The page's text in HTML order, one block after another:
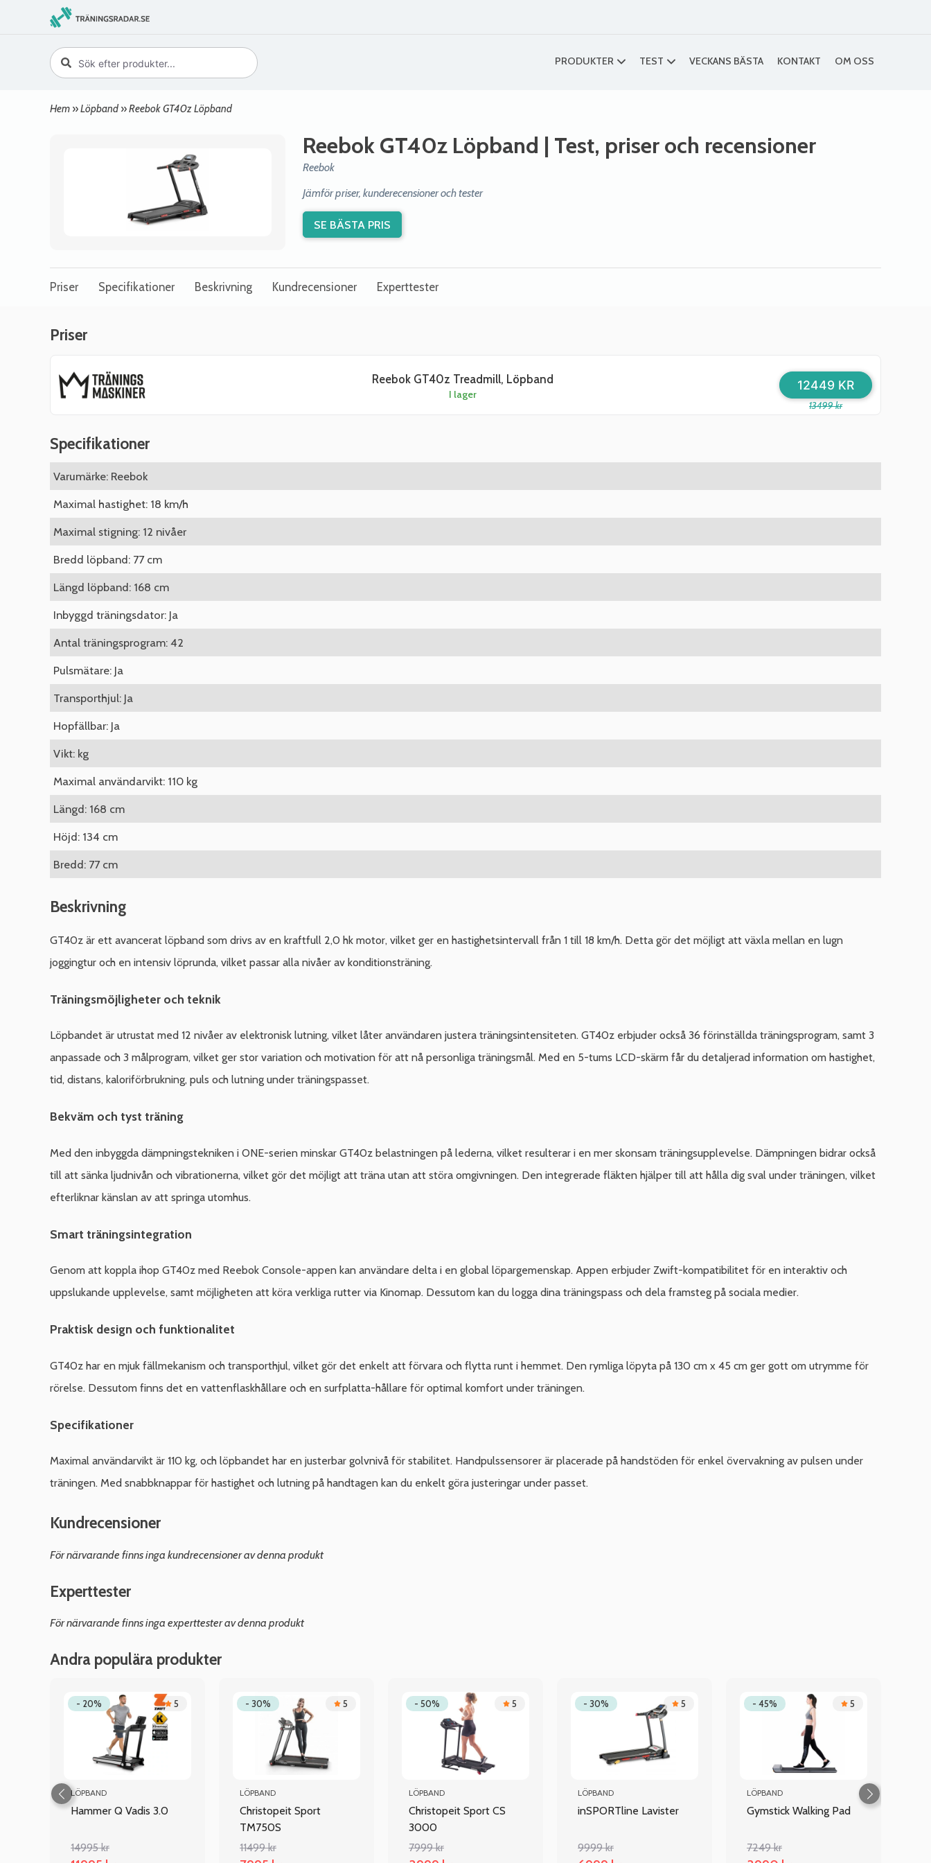
PRODUKTER TEST VECKANS BÄSTA KONTAKT OM OSS
Hem »Löpband »Reebok GT40z Löpband
Reebok GT40z Löpband | Test, priser och recensioner
Reebok
Jämför priser, kunderecensioner och tester
SE BÄSTA PRIS
Priser Specifikationer Beskrivning Kundrecensioner Experttester
Priser
Reebok GT40z Treadmill, Löpband
I lager
13499 kr
12449 KR
Specifikationer
Varumärke: Reebok
Maximal hastighet: 18 km/h
Maximal stigning: 12 nivåer
Bredd löpband: 77 cm
Längd löpband: 168 cm
Inbyggd träningsdator: Ja
Antal träningsprogram: 42
Pulsmätare: Ja
Transporthjul: Ja
Hopfällbar: Ja
Vikt: kg
Maximal användarvikt: 110 kg
Längd: 168 cm
Höjd: 134 cm
Bredd: 77 cm
Beskrivning
GT40z är ett avancerat löpband som drivs av en kraftfull 2,0 hk motor, vilket ger en hastighetsintervall från 1 till 18 km/h. Detta gör det möjligt att växla mellan en lugn
joggingtur och en intensiv löprunda, vilket passar alla nivåer av konditionsträning.
Träningsmöjligheter och teknik
Löpbandet är utrustat med 12 nivåer av elektronisk lutning, vilket låter användaren justera träningsintensiteten. GT40z erbjuder också 36 förinställda träningsprogram, samt 3
anpassade och 3 målprogram, vilket ger stor variation och motivation för att nå personliga träningsmål. Med en 5-tums LCD-skärm får du detaljerad information om hastighet,
tid, distans, kaloriförbrukning, puls och lutning under träningspasset.
Bekväm och tyst träning
Med den inbyggda dämpningstekniken i ONE-serien minskar GT40z belastningen på lederna, vilket resulterar i en mer skonsam träningsupplevelse. Dämpningen bidrar också
till att sänka ljudnivån och vibrationerna, vilket gör det möjligt att träna utan att störa omgivningen. Den integrerade fläkten hjälper till att hålla dig sval under träningen, vilket
efterliknar känslan av att springa utomhus.
Smart träningsintegration
Genom att koppla ihop GT40z med Reebok Console-appen kan användare delta i en global löpargemenskap. Appen erbjuder Zwift-kompatibilitet för en interaktiv och
uppslukande upplevelse, samt möjligheten att köra verkliga rutter via Kinomap. Dessutom kan du logga dina träningspass och dela framsteg på sociala medier.
Praktisk design och funktionalitet
GT40z har en mjuk fällmekanism och transporthjul, vilket gör det enkelt att förvara och flytta runt i hemmet. Den rymliga löpyta på 130 cm x 45 cm ger gott om utrymme för
rörelse. Dessutom finns det en vattenflaskhållare och en surfplatta-hållare för optimal komfort under träningen.
Specifikationer
Maximal användarvikt är 110 kg, och löpbandet har en justerbar golvnivå för stabilitet. Handpulssensorer är placerade på handstöden för enkel övervakning av pulsen under
träningen. Med snabbknappar för hastighet och lutning på handtagen kan du enkelt göra justeringar under passet.
Kundrecensioner
För närvarande finns inga kundrecensioner av denna produkt
Experttester
För närvarande finns inga experttester av denna produkt
Andra populära produkter
- 20% 5
LÖPBAND
Hammer Q Vadis 3.0
14995 kr
- 30% 5
LÖPBAND
Christopeit Sport
TM750S
11499 kr
- 50% 5
LÖPBAND
Christopeit Sport CS
3000
7999 kr
- 30% 5
LÖPBAND
inSPORTline Lavister
9999 kr
- 45% 5
LÖPBAND
Gymstick Walking Pad
7249 kr